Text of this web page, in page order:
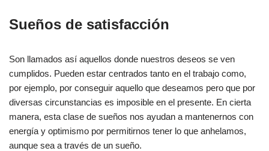
Sueños de satisfacción
Son llamados así aquellos donde nuestros deseos se ven
cumplidos. Pueden estar centrados tanto en el trabajo como,
por ejemplo, por conseguir aquello que deseamos pero que por
diversas circunstancias es imposible en el presente. En cierta
manera, esta clase de sueños nos ayudan a mantenernos con
energía y optimismo por permitirnos tener lo que anhelamos,
aunque sea a través de un sueño.